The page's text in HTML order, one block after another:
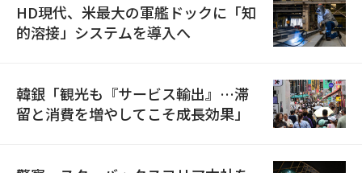
HD現代、米最大の軍艦ドックに「知
的溶接」システムを導入へ
韓銀「観光も『サービス輸出』…滞
留と消費を増やしてこそ成長効果」